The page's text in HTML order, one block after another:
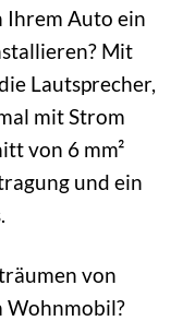
Ihrem Auto ein
Mit
Lautsprecher,
mit Strom
von 6 mm²
und ein
von
Wohnmobil?